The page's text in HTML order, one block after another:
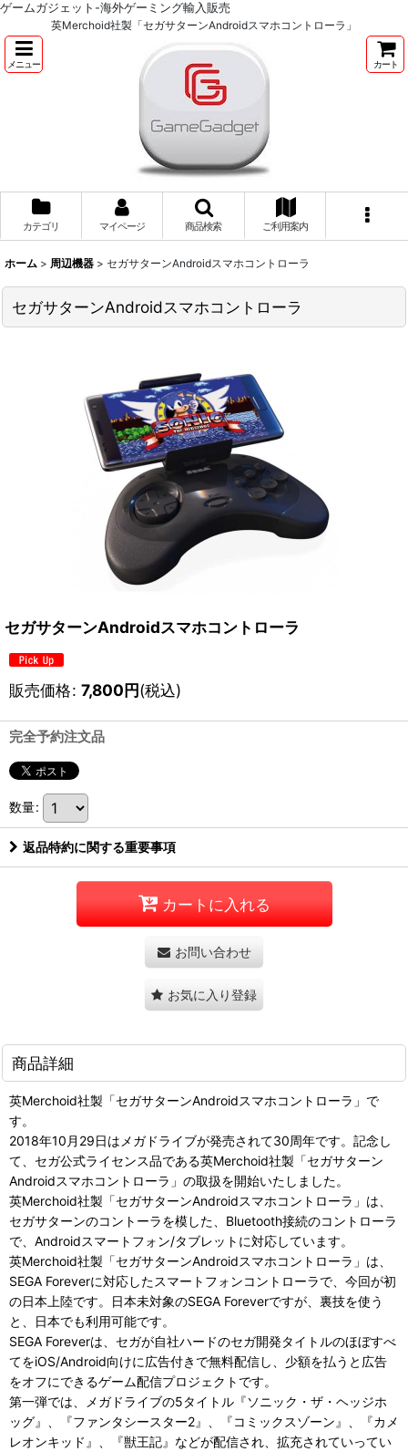
ゲームガジェット-海外ゲーミング輸入販売
英Merchoid社製「セガサターンAndroidスマホコントローラ」
メニュー カート
カテゴリ マイページ 商品検索 ご利用案内
ホーム > 周辺機器 > セガサターンAndroidスマホコントローラ
セガサターンAndroidスマホコントローラ
セガサターンAndroidスマホコントローラ
販売価格: 7,800円(税込)
完全予約注文品
数量:
返品特約に関する重要事項
カートに入れる
お問い合わせ
お気に入り登録
商品詳細
英Merchoid社製「セガサターンAndroidスマホコントローラ」で
す。
2018年10月29日はメガドライブが発売されて30周年です。記念し
て、セガ公式ライセンス品である英Merchoid社製「セガサターン
Androidスマホコントローラ」の取扱を開始いたしました。
英Merchoid社製「セガサターンAndroidスマホコントローラ」は、
セガサターンのコントーラを模した、Bluetooth接続のコントローラ
で、Androidスマートフォン/タブレットに対応しています。
英Merchoid社製「セガサターンAndroidスマホコントローラ」は、
SEGA Foreverに対応したスマートフォンコントローラで、今回が初
の日本上陸です。日本未対象のSEGA Foreverですが、裏技を使う
と、日本でも利用可能です。
SEGA Foreverは、セガが自社ハードのセガ開発タイトルのほぼすべ
てをiOS/Android向けに広告付きで無料配信し、少額を払うと広告
をオフにできるゲーム配信プロジェクトです。
第一弾では、メガドライブの5タイトル『ソニック・ザ・ヘッジホ
ッグ』、『ファンタシースター2』、『コミックスゾーン』、『カメ
レオンキッド』、『獣王記』などが配信され、拡充されていってい